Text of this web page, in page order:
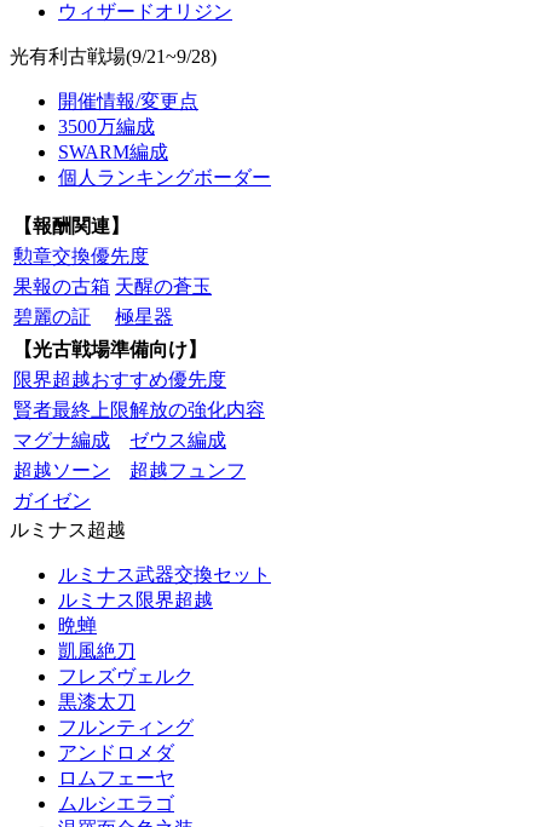
ウィザードオリジン
光有利古戦場(9/21~9/28)
開催情報/変更点
3500万編成
SWARM編成
個人ランキングボーダー
【報酬関連】
勲章交換優先度
果報の古箱 天醒の蒼玉
碧麗の証
極星器
【光古戦場準備向け】
限界超越おすすめ優先度
賢者最終上限解放の強化内容
マグナ編成
ゼウス編成
超越ソーン
超越フュンフ
ガイゼン
ルミナス超越
ルミナス武器交換セット
ルミナス限界超越
晩蝉
凱風絶刀
フレズヴェルク
黒漆太刀
フルンティング
アンドロメダ
ロムフェーヤ
ムルシエラゴ